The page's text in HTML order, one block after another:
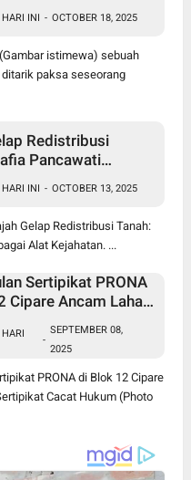
Bogor, Kasusnya
Publik
HARI INI - OCTOBER 18, 2025
istimewa) sebuah
paksa seseorang
Redistribusi
Pancawati
HARI INI - OCTOBER 13, 2025
Gelap Redistribusi Tanah:
Alat Kejahatan. ...
Sertipikat PRONA
Cipare Ancam Lahan
-
SEPTEMBER 08,
2025
PRONA di Blok 12 Cipare
Cacat Hukum (Photo